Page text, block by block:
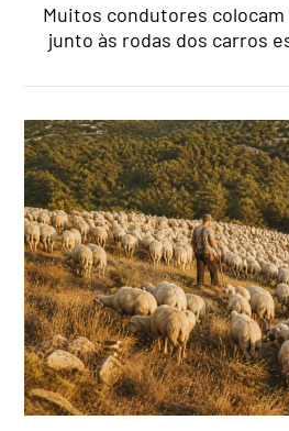
Muitos condutores
junto às rodas dos carros